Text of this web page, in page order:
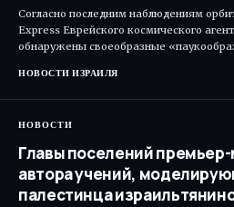
Согласно последним наблюдениям
Express Еврейского космического
обнаружены своеобразные
НОВОСТИ ИЗРАИЛЯ
НОВОСТИ
Главы поселений
автора учений,
палестинца